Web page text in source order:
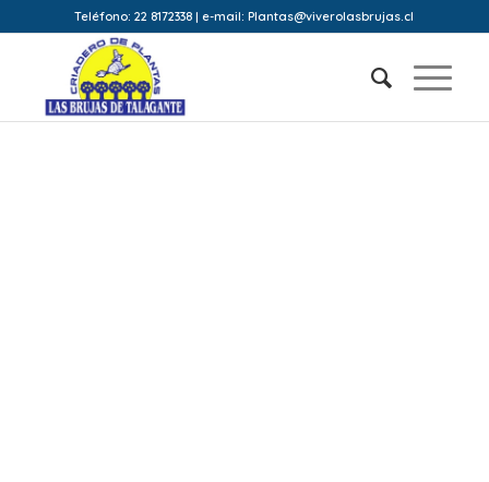
Teléfono: 22 8172338 | e-mail: Plantas@viverolasbrujas.cl